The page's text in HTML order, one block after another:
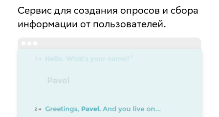
Сервис для создания опросов и сбора
информации от пользователей.